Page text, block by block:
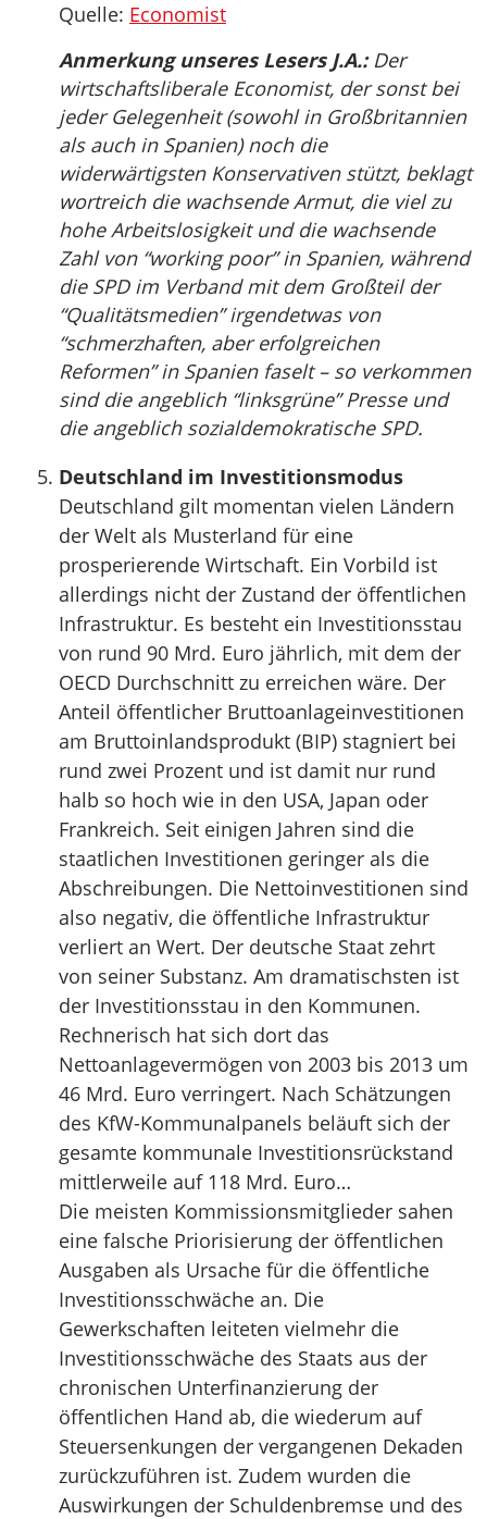
Quelle: Economist
Anmerkung unseres Lesers J.A.:Der
wirtschaftsliberale Economist, der sonst bei
jeder Gelegenheit (sowohl in Großbritannien
als auch in Spanien) noch die
widerwärtigsten Konservativen stützt, beklagt
wortreich die wachsende Armut, die viel zu
hohe Arbeitslosigkeit und die wachsende
Zahl von “working poor” in Spanien, während
die SPD im Verband mit dem Großteil der
“Qualitätsmedien” irgendetwas von
“schmerzhaften, aber erfolgreichen
Reformen” in Spanien faselt – so verkommen
sind die angeblich “linksgrüne” Presse und
die angeblich sozialdemokratische SPD.
Deutschland im Investitionsmodus
Deutschland gilt momentan vielen Ländern
der Welt als Musterland für eine
prosperierende Wirtschaft. Ein Vorbild ist
allerdings nicht der Zustand der öffentlichen
Infrastruktur. Es besteht ein Investitionsstau
von rund 90 Mrd. Euro jährlich, mit dem der
OECD Durchschnitt zu erreichen wäre. Der
Anteil öffentlicher Bruttoanlageinvestitionen
am Bruttoinlandsprodukt (BIP) stagniert bei
rund zwei Prozent und ist damit nur rund
halb so hoch wie in den USA, Japan oder
Frankreich. Seit einigen Jahren sind die
staatlichen Investitionen geringer als die
Abschreibungen. Die Nettoinvestitionen sind
also negativ, die öffentliche Infrastruktur
verliert an Wert. Der deutsche Staat zehrt
von seiner Substanz. Am dramatischsten ist
der Investitionsstau in den Kommunen.
Rechnerisch hat sich dort das
Nettoanlagevermögen von 2003 bis 2013 um
46 Mrd. Euro verringert. Nach Schätzungen
des KfW-Kommunalpanels beläuft sich der
gesamte kommunale Investitionsrückstand
mittlerweile auf 118 Mrd. Euro…
Die meisten Kommissionsmitglieder sahen
eine falsche Priorisierung der öffentlichen
Ausgaben als Ursache für die öffentliche
Investitionsschwäche an. Die
Gewerkschaften leiteten vielmehr die
Investitionsschwäche des Staats aus der
chronischen Unterfinanzierung der
öffentlichen Hand ab, die wiederum auf
Steuersenkungen der vergangenen Dekaden
zurückzuführen ist. Zudem wurden die
Auswirkungen der Schuldenbremse und des